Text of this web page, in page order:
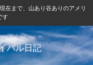
まで、山あり谷ありのアメリ
す
バル日記